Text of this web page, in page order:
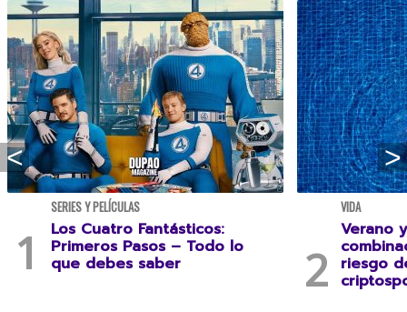
SERIES Y PELÍCULAS
Los Cuatro Fantásticos:
Primeros Pasos – Todo lo
que debes saber
VIDA
Verano
riesgo